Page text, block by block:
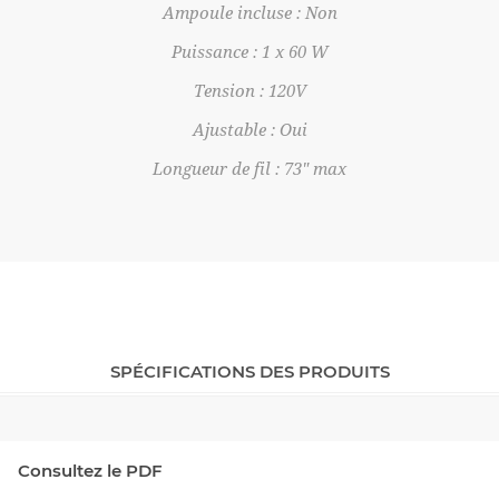
Ampoule incluse : Non
Puissance : 1 x 60 W
Tension : 120V
Ajustable : Oui
Longueur de fil : 73" max
SPÉCIFICATIONS DES PRODUITS
Consultez le PDF